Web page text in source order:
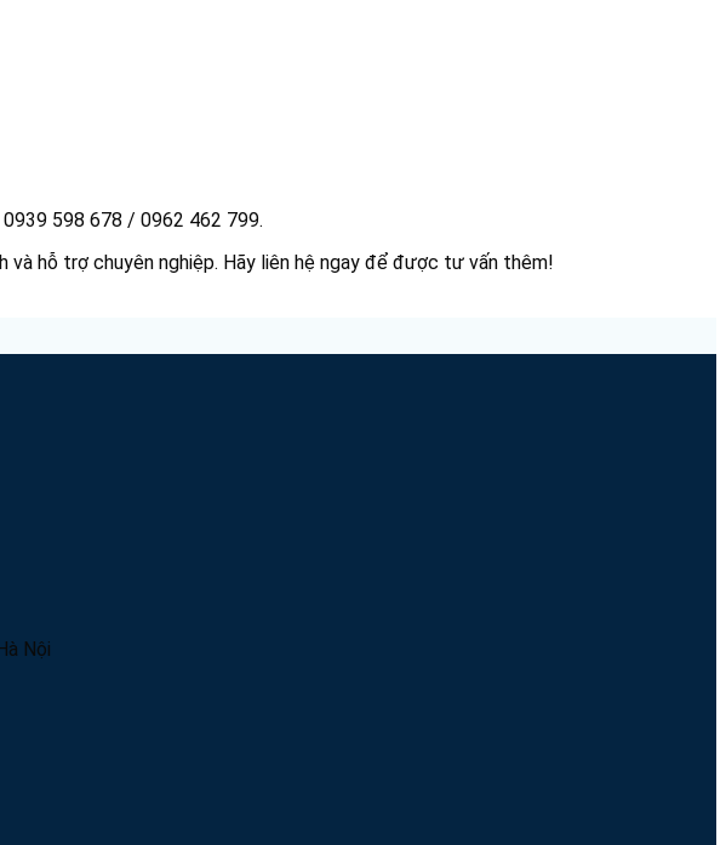
598 678 / 0962 462 799.
và hỗ trợ chuyên nghiệp. Hãy liên hệ ngay để được tư vấn thêm!
Nội